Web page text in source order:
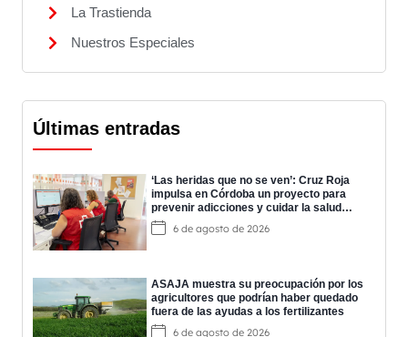
La Trastienda
Nuestros Especiales
Últimas entradas
‘Las heridas que no se ven’: Cruz Roja
impulsa en Córdoba un proyecto para
prevenir adicciones y cuidar la salud
mental
6 de agosto de 2026
ASAJA muestra su preocupación por los
agricultores que podrían haber quedado
fuera de las ayudas a los fertilizantes
6 de agosto de 2026